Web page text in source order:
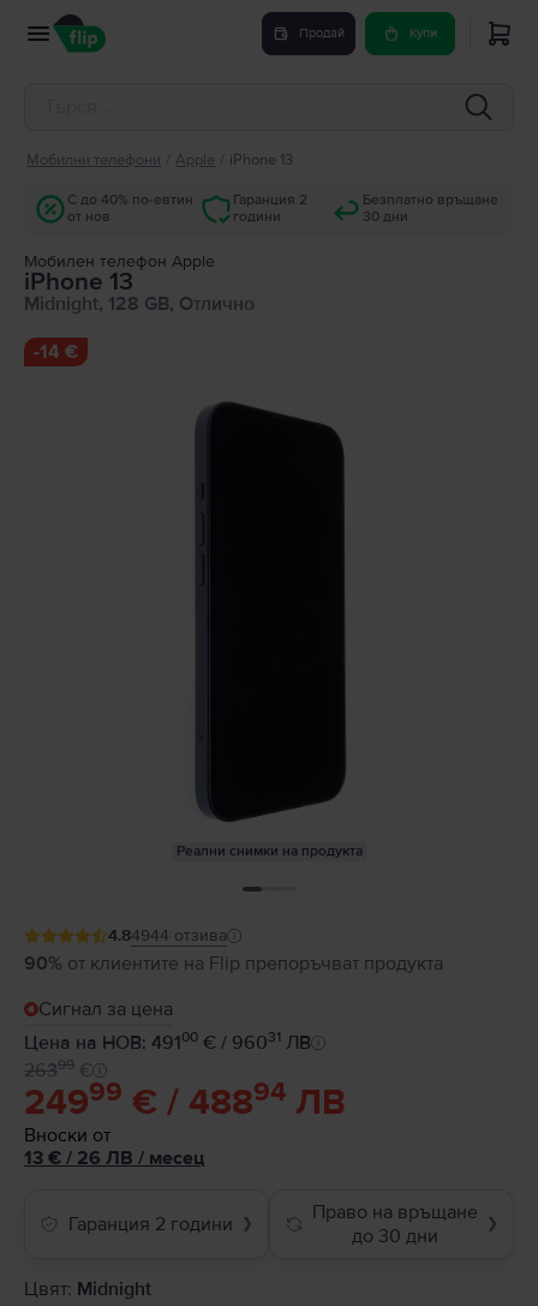
Продай Купи
Мобилни телефони Apple iPhone 13
С до 40% по-евтин
от нов
Гаранция 2
години
Безплатно връщане
30 дни
Мобилен телефон Apple
iPhone 13
Midnight, 128 GB, Отлично
-14 €
Реални снимки на продукта
4.84944 отзива
90% от клиентите на Flip препоръчват продукта
Сигнал за цена
Цена на НОВ: 49100 € / 96031 ЛВ
24999 € / 48894 ЛВ
26399 €
Вноски от
13 € / 26 ЛВ / месец
Гаранция 2 години ❯
Право на връщане
до 30 дни
❯
Цвят: Midnight